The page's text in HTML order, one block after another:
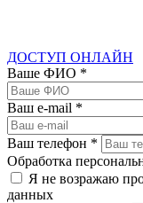
ДОСТУП ОНЛАЙН
Ваше ФИО *
Ваш e-mail *
Ваш телефон *
Обработка
Я не возражаю
данных